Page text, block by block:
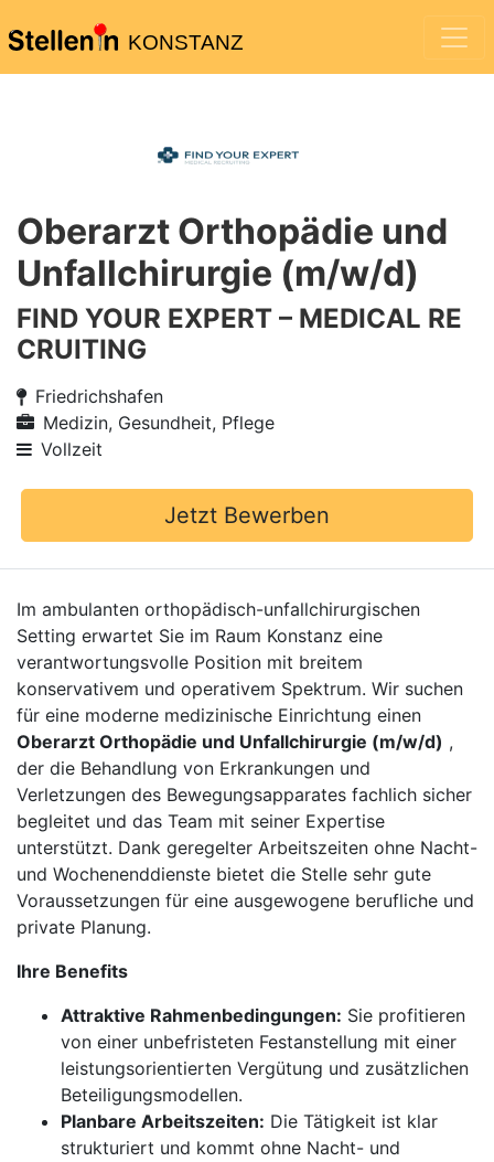
KONSTANZ
Oberarzt Orthopädie und
Unfallchirurgie (m/w/d)
FIND YOUR EXPERT – MEDICAL RE
CRUITING
Friedrichshafen
Medizin, Gesundheit, Pflege
Vollzeit
Jetzt Bewerben
Im ambulanten orthopädisch-unfallchirurgischen
Setting erwartet Sie im Raum Konstanz eine
verantwortungsvolle Position mit breitem
konservativem und operativem Spektrum. Wir suchen
für eine moderne medizinische Einrichtung einen
Oberarzt Orthopädie und Unfallchirurgie (m/w/d) ,
der die Behandlung von Erkrankungen und
Verletzungen des Bewegungsapparates fachlich sicher
begleitet und das Team mit seiner Expertise
unterstützt. Dank geregelter Arbeitszeiten ohne Nacht-
und Wochenenddienste bietet die Stelle sehr gute
Voraussetzungen für eine ausgewogene berufliche und
private Planung.
Ihre Benefits
Attraktive Rahmenbedingungen: Sie profitieren
von einer unbefristeten Festanstellung mit einer
leistungsorientierten Vergütung und zusätzlichen
Beteiligungsmodellen.
Planbare Arbeitszeiten: Die Tätigkeit ist klar
strukturiert und kommt ohne Nacht- und